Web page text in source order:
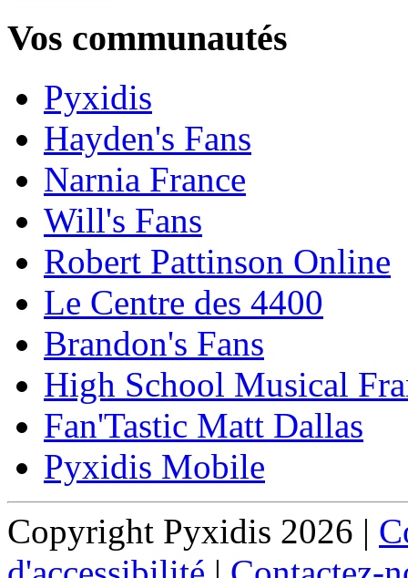
Vos communautés
Pyxidis
Hayden's Fans
Narnia France
Will's Fans
Robert Pattinson Online
Le Centre des 4400
Brandon's Fans
High School Musical
Fan'Tastic Matt Dallas
Pyxidis Mobile
Copyright Pyxidis 2026 |